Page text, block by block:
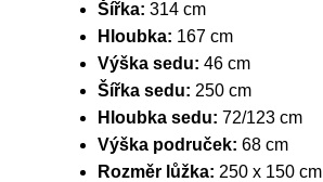
Šířka: 314 cm
Hloubka: 167 cm
Výška sedu: 46 cm
Šířka sedu: 250 cm
Hloubka sedu: 72/123 cm
Výška područek: 68 cm
Rozměr lůžka: 250 x 150 cm